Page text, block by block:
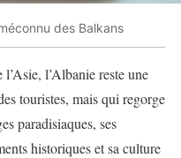
des Balkans
l’Albanie reste une
touristes, mais qui regorge
paradisiaques, ses
historiques et sa culture